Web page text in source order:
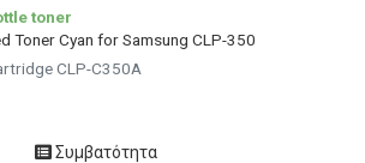
toner
Toner Cyan for Samsung CLP-350
CLP-C350A
Συμβατότητα